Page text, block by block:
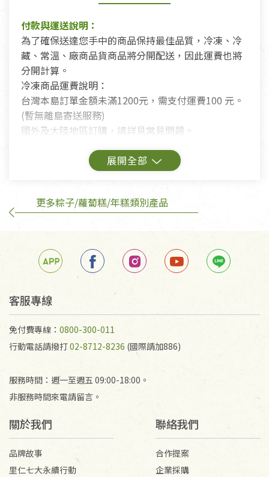
付款與運送說明：
為了確保送達您手中的商品保持最佳品質，冷凍、冷
藏、常溫、廠商品貨商品將分開配送，因此運費也將
分開計算。
冷凍商品運費說明：
台灣本島訂單金額未滿1200元，需支付運費100 元。
(暫無離島寄送服務)
國外及大陸地區訂購，請詳見常見問題。
鑑賞期商品說明：
若商品發生新品瑕疵，可申請更換新品。
依消保法之規定提供該商品七天免費鑑賞期(含例假
日)的服務，原則上若商品未經使用或被汙損(除商品
不適用七天鑑賞期商品：
以數位或電磁紀錄形式儲存之商品、易於變質或損壞
CD、VCD、DVD、電腦軟體，若產品瑕疵無法讀取僅
接受原片換新。
衣飾鞋類-如T恤，如於送達後水洗或污損者。
美容保養用品、內衣褲、襪子、口罩等私人消耗性產
品，一經拆封使用，恕無法退貨。
內衣褲、襪子、口罩個人衛生用品除商品本身有瑕疵
外,依據《通訊交易解除權合理例外情事適用準
更多粽子/蘿蔔糕/年糕類別產品
客服專線
免付費專線： 0800-300-011
行動電話請撥打02-8712-8236 (國際請加886)
服務時間：週一至週五 09:00-18:00。
非服務時間來電請留言。
關於我們
品牌故事
里仁七大永續行動
聯絡我們
合作提案
企業採購